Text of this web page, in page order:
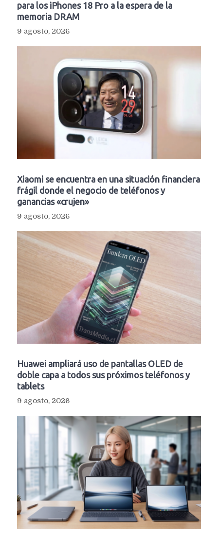
para los iPhones 18 Pro a la espera de la
memoria DRAM
9 agosto, 2026
Xiaomi se encuentra en una situación financiera
frágil donde el negocio de teléfonos y
ganancias «crujen»
9 agosto, 2026
Huawei ampliará uso de pantallas OLED de
doble capa a todos sus próximos teléfonos y
tablets
9 agosto, 2026